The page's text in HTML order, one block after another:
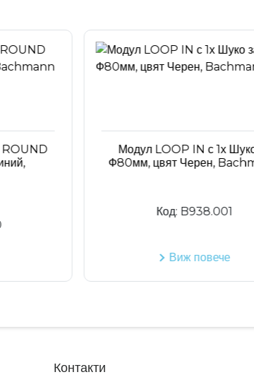
Модул LOOP IN с 1х Шуко за
Ф80мм, цвят Черен, Bachmann
B938.001
Виж повече
Контакти